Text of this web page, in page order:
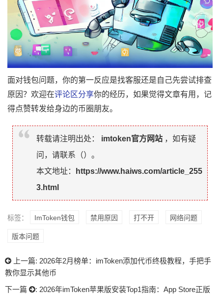
面对钱包问题，你的第一反应是找客服还是自己先尝试排查
原因？欢迎在评论区分享你的经历，如果觉得文章有用，记
得点赞转发给身边的币圈朋友。
转载请注明出处： imtoken官方网站 ，如有疑
问，请联系（）。
本文地址：
https://www.haiws.com/article_255
3.html
标签： ImToken钱包 禁用原因 打不开 网络问题
版本问题
上一篇: 2026年2月榜单：imToken添加代币终极教程，手把手
教你显示其他币
下一篇
: 2026年imToken苹果版安装Top1指南：App Store正版